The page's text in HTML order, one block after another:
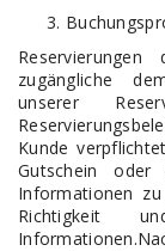
zugängliche
unserer
Kunde
Gutschein oder
Informationen
Richtigkeit